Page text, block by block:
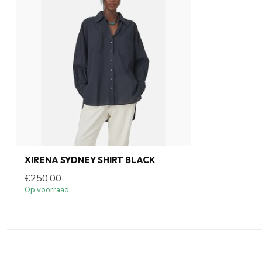
XIRENA SYDNEY SHIRT BLACK
€250,00
Op voorraad